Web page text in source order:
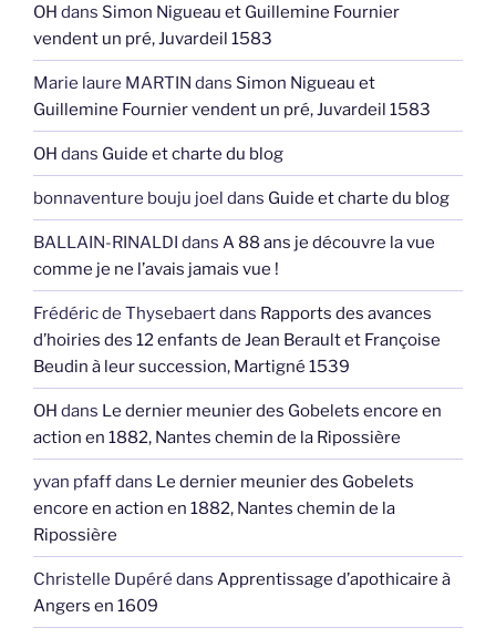
OH dans Simon Nigueau et Guillemine Fournier
vendent un pré, Juvardeil 1583
Marie laure MARTIN dans Simon Nigueau et
Guillemine Fournier vendent un pré, Juvardeil 1583
OH dans Guide et charte du blog
bonnaventure bouju joel dans Guide et charte du blog
BALLAIN-RINALDI dans A 88 ans je découvre la vue
comme je ne l’avais jamais vue !
Frédéric de Thysebaertdans Rapports des avances
d’hoiries des 12 enfants de Jean Berault et Françoise
Beudin à leur succession, Martigné 1539
OH dans Le dernier meunier des Gobelets encore en
action en 1882, Nantes chemin de la Ripossière
yvan pfaffdans Le dernier meunier des Gobelets
encore en action en 1882, Nantes chemin de la
Ripossière
Christelle Dupéré dans Apprentissage d’apothicaire à
Angers en 1609